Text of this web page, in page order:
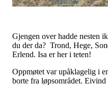
Gjengen over hadde nesten
du der da? Trond, Hege,
Erlend. Isa er her i teten!
Oppmøtet var upåklagelig i
borte fra løpsområdet.